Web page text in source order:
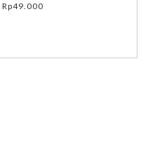
Rp49.000